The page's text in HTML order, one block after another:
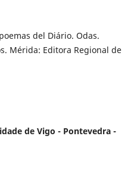
del Diário. Odas.
Mérida: Editora Regional de
de Vigo - Pontevedra -